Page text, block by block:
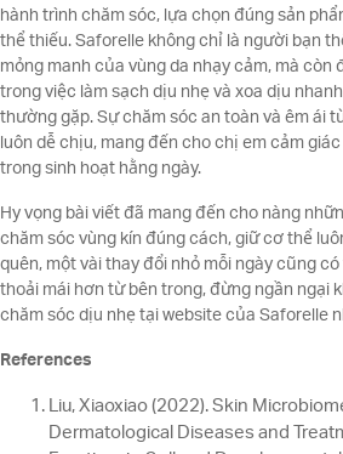
hành trình chăm sóc, lựa chọn đúng sản
thể thiếu. Saforelle không chỉ là người bạn
mỏng manh của vùng da nhạy cảm, mà còn
trong việc làm sạch dịu nhẹ và xoa dịu
thường gặp. Sự chăm sóc an toàn và êm ái
luôn dễ chịu, mang đến cho chị em cảm
trong sinh hoạt hằng ngày.
Hy vọng bài viết đã mang đến cho nàng
chăm sóc vùng kín đúng cách, giữ cơ thể
quên, một vài thay đổi nhỏ mỗi ngày cũng
thoải mái hơn từ bên trong, đừng ngần ngại
chăm sóc dịu nhẹ tại website của Saforelle
References
Liu, Xiaoxiao (2022). Skin
Dermatological Diseases and